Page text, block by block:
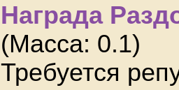
Награда
(Масса: 0.1)
Требуется